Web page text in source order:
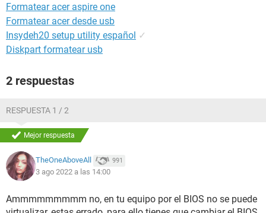
Formatear acer aspire one
Formatear acer desde usb
Insydeh20 setup utility español ✓
Diskpart formatear usb
2 respuestas
RESPUESTA 1 / 2
Mejor respuesta
TheOneAboveAll 991
3 ago 2022 a las 14:00
Ammmmmmmmm no, en tu equipo por el BIOS no se puede